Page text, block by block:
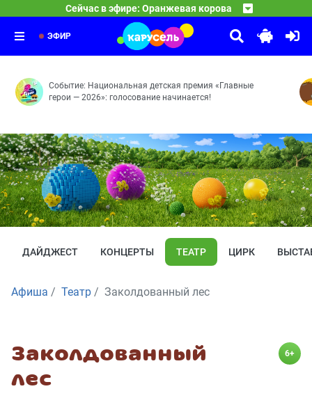
Сейчас в эфире: Оранжевая корова
Прыжок — Поляна чудес — С полуслова — По
06:00
Фиксики
Цыплёнок — Радионяня — Узлы — Лифт — Чертёж —
Команда Флоры
Танцуют все! — Чужой огород — Вот это номер! — Не
ЭФИР
Событие: Национальная детская премия «Главные
герои — 2026»: голосование начинается!
ДАЙДЖЕСТ КОНЦЕРТЫ ТЕАТР ЦИРК
Афиша Театр Заколдованный лес
Заколдованный
лес
6+